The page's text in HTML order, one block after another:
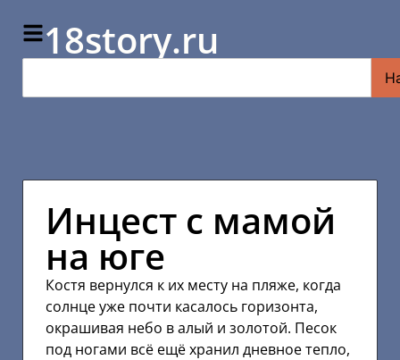
18story.ru
Инцест с мамой
на юге
Костя вернулся к их месту на пляже, когда
солнце уже почти касалось горизонта,
окрашивая небо в алый и золотой. Песок
под ногами всё ещё хранил дневное тепло,